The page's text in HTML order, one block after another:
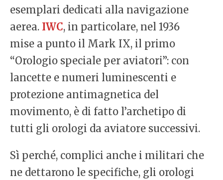
esemplari dedicati alla navigazione
aerea. IWC, in particolare, nel 1936
mise a punto il Mark IX, il primo
“Orologio speciale per aviatori”: con
lancette e numeri luminescenti e
protezione antimagnetica del
movimento, è di fatto l’archetipo di
tutti gli orologi da aviatore successivi.
Sì perché, complici anche i militari che
ne dettarono le specifiche, gli orologi